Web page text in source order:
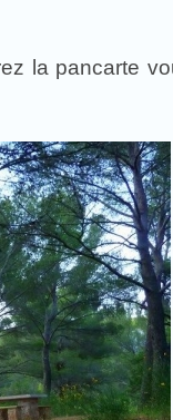
la pancarte